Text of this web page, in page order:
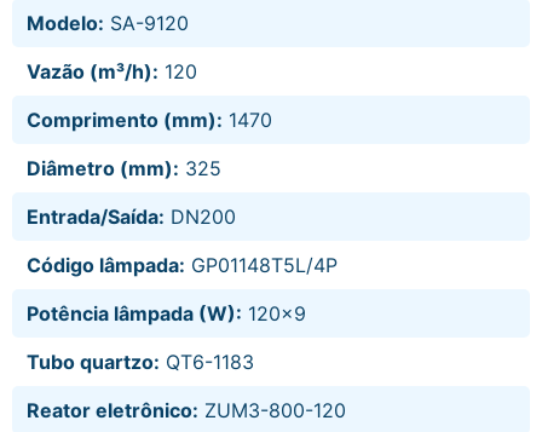
Modelo: SA-9120
Vazão (m³/h): 120
Comprimento (mm): 1470
Diâmetro (mm): 325
Entrada/Saída: DN200
Código lâmpada: GP01148T5L/4P
Potência lâmpada (W): 120x9
Tubo quartzo: QT6-1183
Reator eletrônico: ZUM3-800-120